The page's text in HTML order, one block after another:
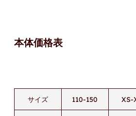
本体価格表
サイズ 110-150 XS-